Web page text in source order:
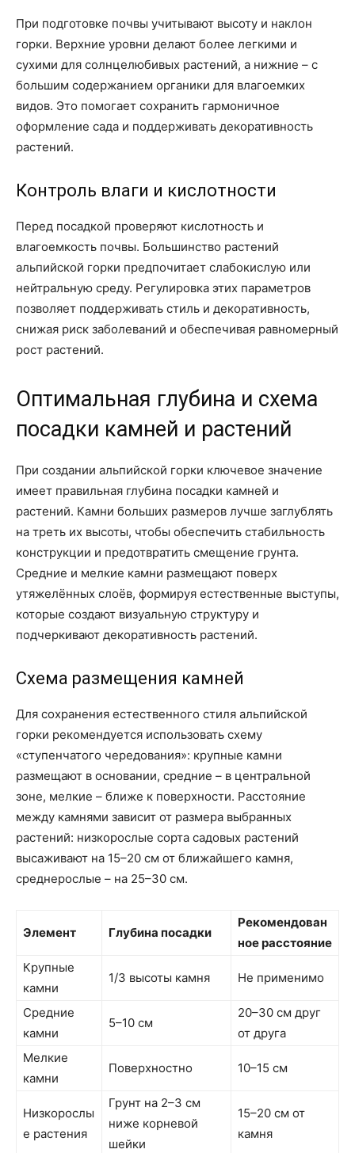
При подготовке почвы учитывают высоту и наклон
горки. Верхние уровни делают более легкими и
сухими для солнцелюбивых растений, а нижние – с
большим содержанием органики для влагоемких
видов. Это помогает сохранить гармоничное
оформление сада и поддерживать декоративность
растений.
Контроль влаги и кислотности
Перед посадкой проверяют кислотность и
влагоемкость почвы. Большинство растений
альпийской горки предпочитает слабокислую или
нейтральную среду. Регулировка этих параметров
позволяет поддерживать стиль и декоративность,
снижая риск заболеваний и обеспечивая равномерный
рост растений.
Оптимальная глубина и схема
посадки камней и растений
При создании альпийской горки ключевое значение
имеет правильная глубина посадки камней и
растений. Камни больших размеров лучше заглублять
на треть их высоты, чтобы обеспечить стабильность
конструкции и предотвратить смещение грунта.
Средние и мелкие камни размещают поверх
утяжелённых слоёв, формируя естественные выступы,
которые создают визуальную структуру и
подчеркивают декоративность растений.
Схема размещения камней
Для сохранения естественного стиля альпийской
горки рекомендуется использовать схему
«ступенчатого чередования»: крупные камни
размещают в основании, средние – в центральной
зоне, мелкие – ближе к поверхности. Расстояние
между камнями зависит от размера выбранных
растений: низкорослые сорта садовых растений
высаживают на 15–20 см от ближайшего камня,
среднерослые – на 25–30 см.
Элемент Глубина посадки
Рекомендован
ное расстояние
Крупные
камни
1/3 высоты камня Не применимо
Средние
камни
5–10 см
20–30 см друг
от друга
Мелкие
камни
Поверхностно 10–15 см
Низкорослы
е растения
Грунт на 2–3 см
ниже корневой
шейки
15–20 см от
камня